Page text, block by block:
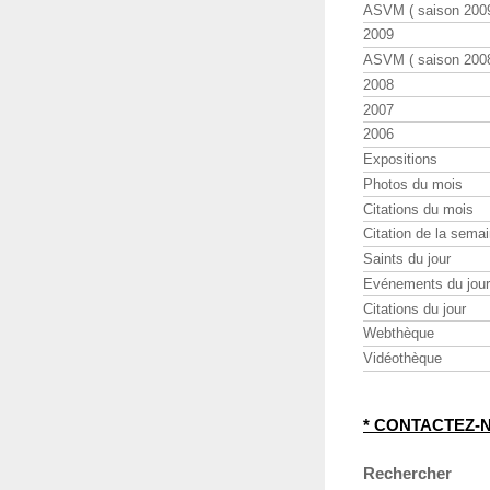
ASVM ( saison
2009
ASVM ( saison
2008
2007
2006
Expositions
Photos du mois
Citations du mois
Citation de la
Saints du jour
Evénements du jour
Citations du jour
Webthèque
Vidéothèque
* CONTACTEZ-
Rechercher